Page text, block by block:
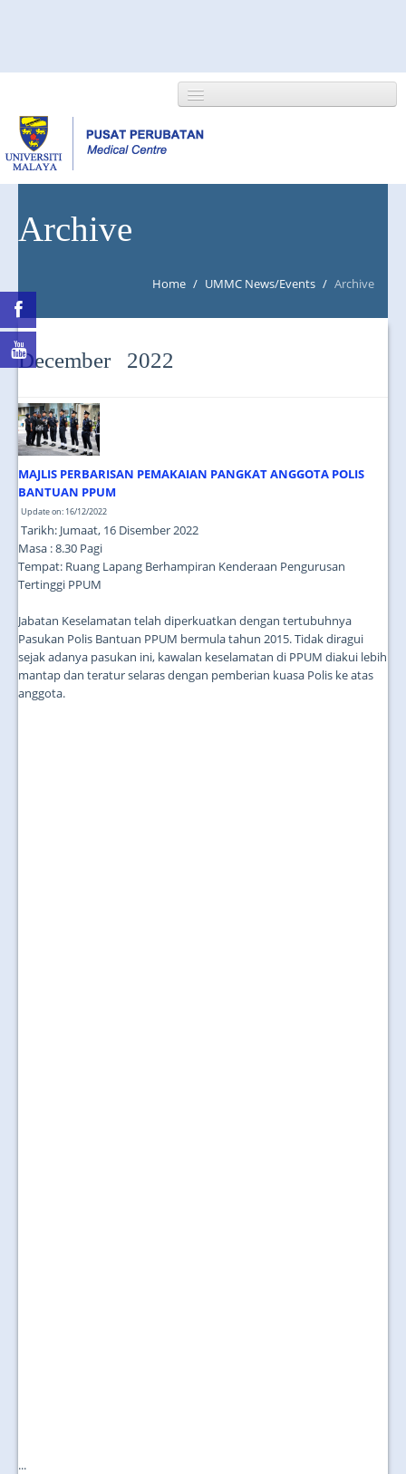
NEWS/EVENTS
MAPS & LOCATION
Archive
Home / UMMC News/Events / Archive
December 2022
MAJLIS PERBARISAN PEMAKAIAN PANGKAT ANGGOTA POLIS
BANTUAN PPUM
Update on: 16/12/2022
Tarikh: Jumaat, 16 Disember 2022
Masa : 8.30 Pagi
Tempat: Ruang Lapang Berhampiran Kenderaan Pengurusan
Tertinggi PPUM
Jabatan Keselamatan telah diperkuatkan dengan tertubuhnya
Pasukan Polis Bantuan PPUM bermula tahun 2015. Tidak diragui
sejak adanya pasukan ini, kawalan keselamatan di PPUM diakui lebih
mantap dan teratur selaras dengan pemberian kuasa Polis ke atas
anggota.
...